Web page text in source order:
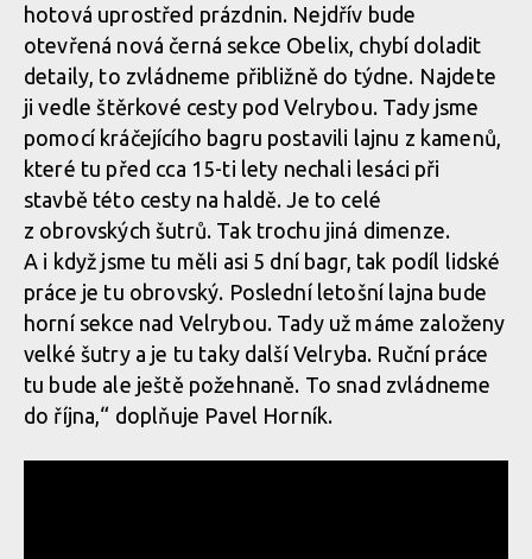
hotová uprostřed prázdnin. Nejdřív bude
otevřená nová černá sekce Obelix, chybí doladit
detaily, to zvládneme přibližně do týdne. Najdete
ji vedle štěrkové cesty pod Velrybou. Tady jsme
pomocí kráčejícího bagru postavili lajnu z kamenů,
které tu před cca 15-ti lety nechali lesáci při
stavbě této cesty na haldě. Je to celé
z obrovských šutrů. Tak trochu jiná dimenze.
A i když jsme tu měli asi 5 dní bagr, tak podíl lidské
práce je tu obrovský. Poslední letošní lajna bude
horní sekce nad Velrybou. Tady už máme založeny
velké šutry a je tu taky další Velryba. Ruční práce
tu bude ale ještě požehnaně. To snad zvládneme
do října,“ doplňuje Pavel Horník.